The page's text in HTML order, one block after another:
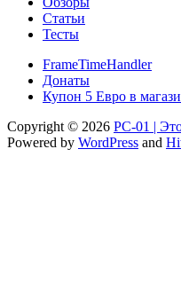
Статьи
Тесты
FrameTimeHandler
Донаты
Купон 5 Евро в
Copyright © 2026 PC-01 |
Powered by WordPress and